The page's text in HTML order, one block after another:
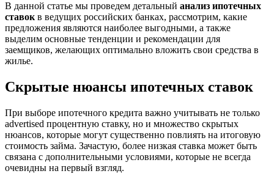
В данной статье мы проведем детальный анализ ипотечных
ставок в ведущих российских банках, рассмотрим, какие
предложения являются наиболее выгодными, а также
выделим основные тенденции и рекомендации для
заемщиков, желающих оптимально вложить свои средства в
жилье.
Скрытые нюансы ипотечных ставок
При выборе ипотечного кредита важно учитывать не только
advertised процентную ставку, но и множество скрытых
нюансов, которые могут существенно повлиять на итоговую
стоимость займа. Зачастую, более низкая ставка может быть
связана с дополнительными условиями, которые не всегда
очевидны на первый взгляд.